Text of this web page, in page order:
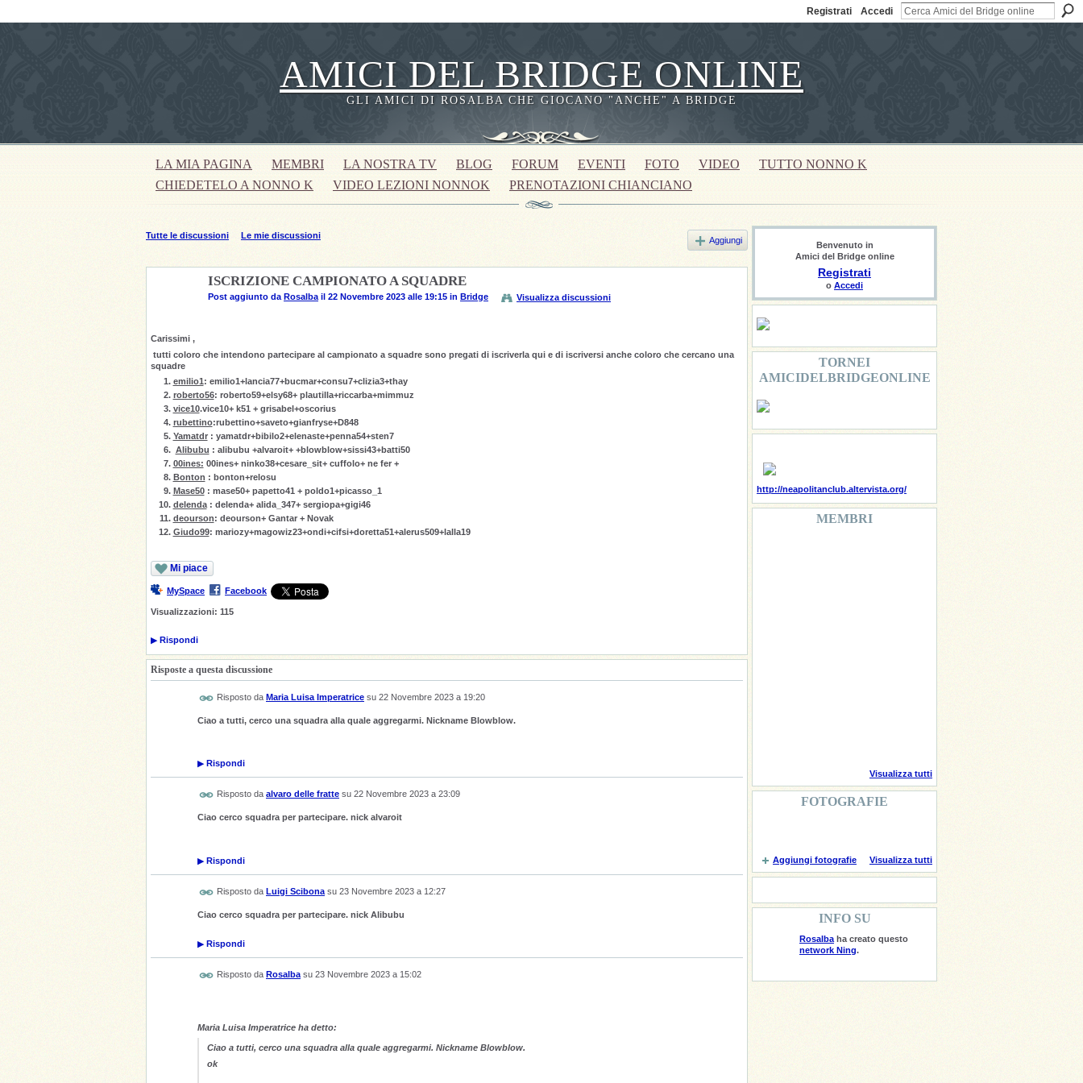
Registrati Accedi
AMICI DEL BRIDGE ONLINE
GLI AMICI DI ROSALBA CHE GIOCANO "ANCHE" A BRIDGE
LA MIA PAGINA MEMBRI LA NOSTRA TV BLOG FORUM EVENTI FOTO VIDEO
TUTTO NONNO K
CHIEDETELO A NONNO K
VIDEO LEZIONI NONNOK PRENOTAZIONI CHIANCIANO
Tutte le discussioni Le mie discussioni Aggiungi
ISCRIZIONE CAMPIONATO A SQUADRE
Post aggiunto da Rosalba il 22 Novembre 2023 alle 19:15 in Bridge Visualizza discussioni
Carissimi ,
tutti coloro che intendono partecipare al campionato a squadre sono pregati di iscriverla qui e di iscriversi anche coloro che cercano una
squadre
emilio1: emilio1+lancia77+bucmar+consu7+clizia3+thay
roberto56: roberto59+elsy68+ plautilla+riccarba+mimmuz
vice10.vice10+ k51 + grisabel+oscorius
rubettino:rubettino+saveto+gianfryse+D848
Yamatdr: yamatdr+bibilo2+elenaste+penna54+sten7
Alibubu : alibubu +alvaroit+ +blowblow+sissi43+batti50
00ines: 00ines+ ninko38+cesare_sit+ cuffolo+ ne fer +
Bonton : bonton+relosu
Mase50: mase50+ papetto41 + poldo1+picasso_1
delenda: delenda+ alida_347+ sergiopa+gigi46
deourson: deourson+ Gantar + Novak
Giudo99: mariozy+magowiz23+ondi+cifsi+doretta51+alerus509+lalla19
Mi piace
MySpace Facebook
Visualizzazioni: 115
▶ Rispondi
Risposte a questa discussione
Risposto da Maria Luisa Imperatrice su 22 Novembre 2023 a 19:20
Ciao a tutti, cerco una squadra alla quale aggregarmi. Nickname Blowblow.
▶ Rispondi
Risposto da alvaro delle fratte su 22 Novembre 2023 a 23:09
Ciao cerco squadra per partecipare. nick alvaroit
▶ Rispondi
Risposto da Luigi Scibona su 23 Novembre 2023 a 12:27
Ciao cerco squadra per partecipare. nick Alibubu
▶ Rispondi
Risposto da Rosalbasu 23 Novembre 2023 a 15:02
Maria Luisa Imperatrice ha detto:
Ciao a tutti, cerco una squadra alla quale aggregarmi. Nickname Blowblow.
ok
Benvenuto in
Amici del Bridge online
Registrati
o Accedi
TORNEI
AMICIDELBRIDGEONLINE
http://neapolitanclub.altervista.org/
MEMBRI
Visualizza tutti
FOTOGRAFIE
Aggiungi fotografie Visualizza tutti
INFO SU
Rosalba ha creato questo
network Ning.